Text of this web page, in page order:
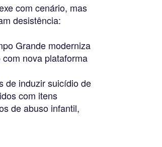
com cenário, mas
desistência:
Grande moderniza
nova plataforma
de induzir suicídio de
com itens
de abuso infantil,